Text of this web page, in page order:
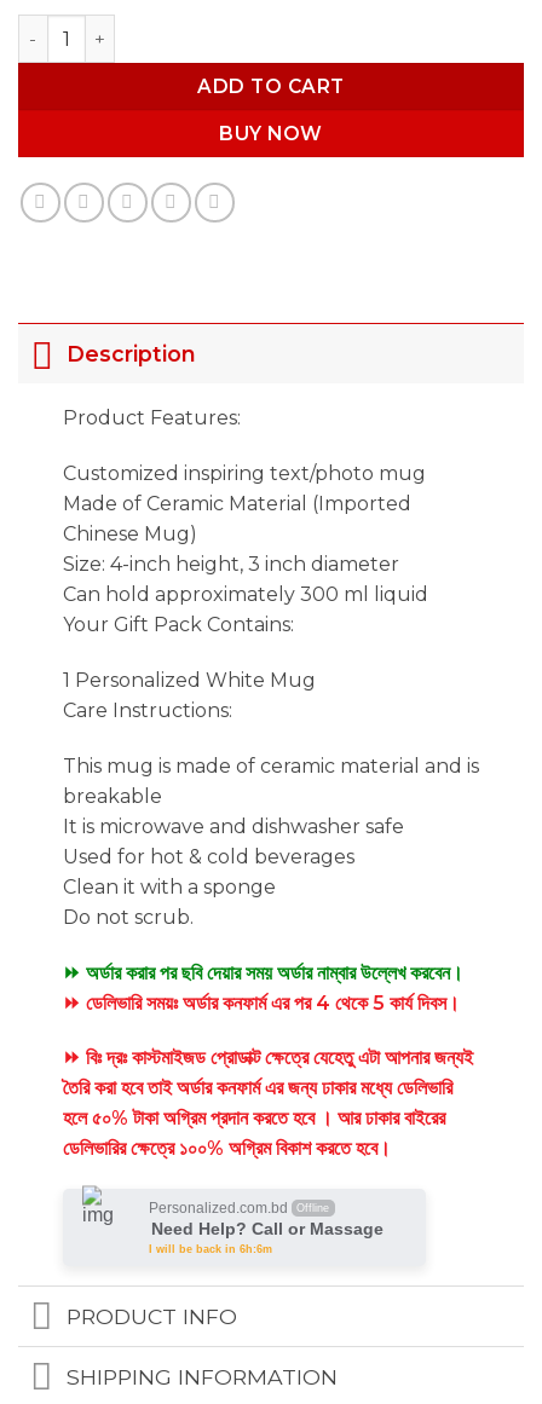
Customize Picture Mug PM004 quantity
ADD TO CART
BUY NOW
Description
Product Features:
Customized inspiring text/photo mug
Made of Ceramic Material (Imported
Chinese Mug)
Size: 4-inch height, 3 inch diameter
Can hold approximately 300 ml liquid
Your Gift Pack Contains:
1 Personalized White Mug
Care Instructions:
This mug is made of ceramic material and is
breakable
It is microwave and dishwasher safe
Used for hot & cold beverages
Clean it with a sponge
Do not scrub.
⏩ অর্ডার করার পর ছবি দেয়ার সময় অর্ডার নাম্বার উল্লেখ করবেন।
⏩ ডেলিভারি সময়ঃ অর্ডার কনফার্ম এর পর 4 থেকে 5 কার্য দিবস।
⏩ বিঃ দ্রঃ কাস্টমাইজড প্রোডাক্ট ক্ষেত্রে যেহেতু এটা আপনার জন্যই
তৈরি করা হবে তাই অর্ডার কনফার্ম এর জন্য ঢাকার মধ্যে ডেলিভারি
হলে ৫০% টাকা অগ্রিম প্রদান করতে হবে । আর ঢাকার বাইরের
ডেলিভারির ক্ষেত্রে ১০০% অগ্রিম বিকাশ করতে হবে।
Personalized.com.bd Offline
Need Help? Call or Massage
I will be back in 6h:6m
PRODUCT INFO
SHIPPING INFORMATION